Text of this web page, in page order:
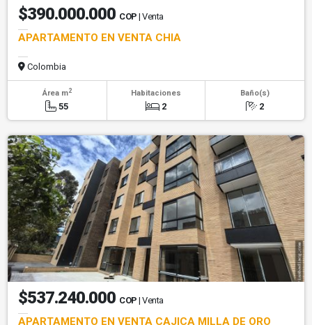
$390.000.000 COP | Venta
APARTAMENTO EN VENTA CHIA
Colombia
Área m2
55
Habitaciones
2
Baño(s)
2
$537.240.000 COP | Venta
APARTAMENTO EN VENTA CAJICA MILLA DE ORO